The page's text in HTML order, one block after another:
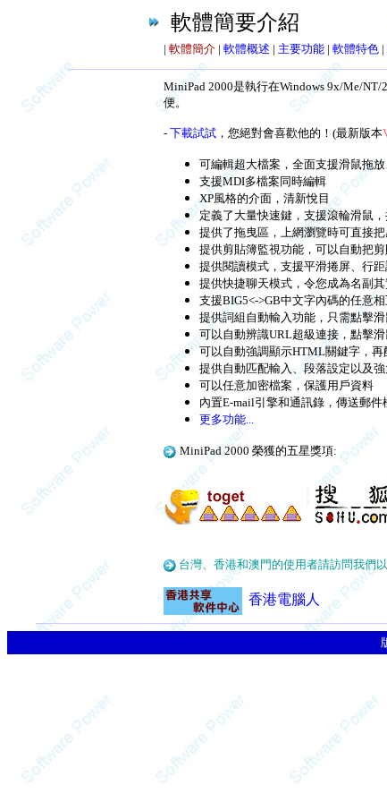
軟體簡要介紹
| 軟體簡介| 軟體概述 | 主要功能| 軟體特色|
MiniPad 2000是執行在Windows 9x/Me/
便。
- 下載試試，您絕對會喜歡他的！(最新版本
可編輯超大檔案，全面支援滑鼠拖
支援MDI多檔案同時編輯
XP風格的介面，清新悅目
定義了大量快速鍵，支援滾輪滑鼠
提供了拖曳區，上網瀏覽時可直接
提供剪貼簿監視功能，可以自動把
提供閱讀模式，支援平滑捲屏、行
提供快捷聊天模式，令您成為名副
支援BIG5<->GB中文字內碼的任意
提供詞組自動輸入功能，只需點擊
可以自動辨識URL超級連接，點擊
可以自動強調顯示HTML關鍵字，
提供自動匹配輸入、段落設定以及
可以任意加密檔案，保護用戶資料
內置E-mail引擎和通訊錄，傳送郵件
更多功能...
MiniPad 2000 榮獲的五星獎項:
台灣、香港和澳門的使用者請訪問我們
香港電腦人